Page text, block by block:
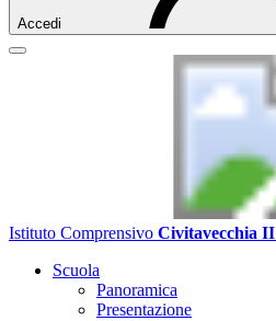
Accedi
Istituto Comprensivo Civitavecchia II
Scuola
Panoramica
Presentazione